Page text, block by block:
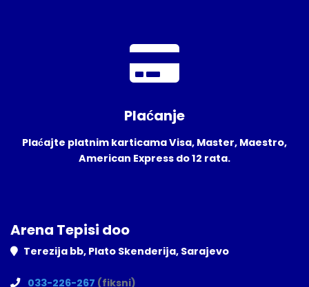
Plaćanje
Plaćajte platnim karticama Visa, Master, Maestro,
American Express do 12 rata.
Arena Tepisi doo
Terezija bb, Plato Skenderija, Sarajevo
033-226-267 (fiksni)